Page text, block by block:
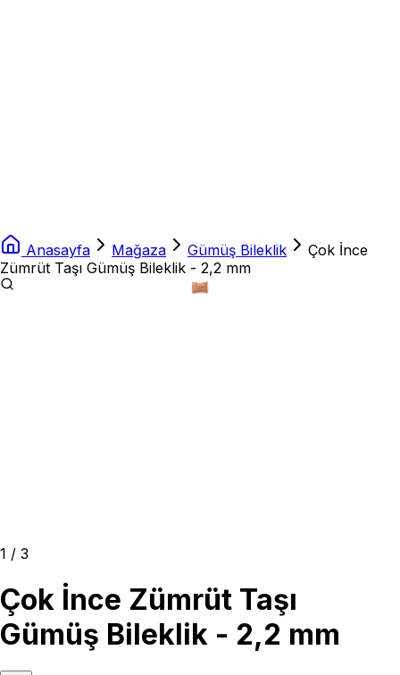
Anasayfa Mağaza Gümüş Bileklik
Çok İnce
Zümrüt Taşı Gümüş Bileklik - 2,2 mm
1 / 3
Çok İnce Zümrüt Taşı
Gümüş Bileklik - 2,2 mm